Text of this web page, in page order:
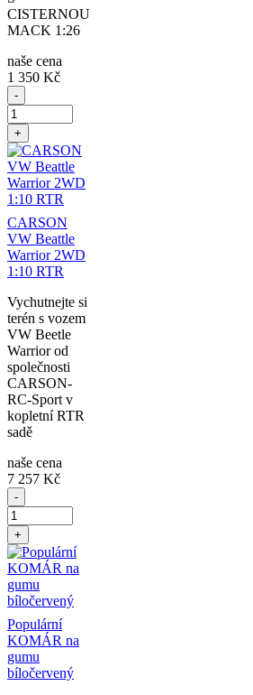
CISTERNOU
MACK 1:26
naše cena
1 350 Kč
-
+
CARSON
VW Beattle
Warrior 2WD
1:10 RTR
Vychutnejte si
terén s vozem
VW Beetle
Warrior od
společnosti
CARSON-
RC-Sport v
kopletní RTR
sadě
naše cena
7 257 Kč
-
+
Populární
KOMÁR na
gumu
bíločervený